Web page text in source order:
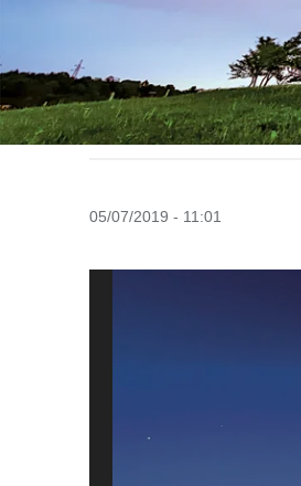
05/07/2019 - 11:01